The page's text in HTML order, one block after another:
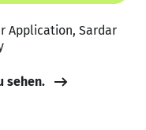
Application, Sardar
sehen.